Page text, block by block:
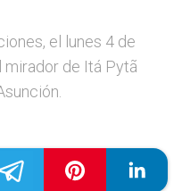
el lunes 4 de
de Itá Pytã